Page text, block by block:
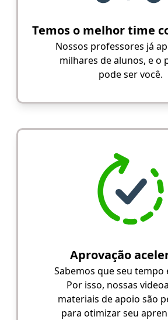
Temos o melhor time
Nossos professores já
milhares de alunos, e o
pode ser você.
Aprovação
Sabemos que seu tempo
Por isso, nossas
materiais de apoio são
para otimizar seu